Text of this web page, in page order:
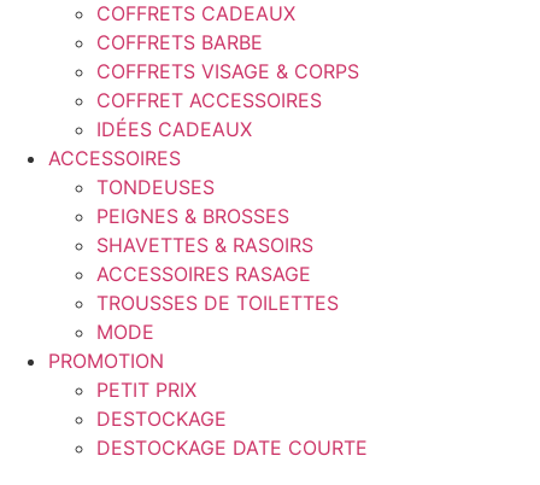
COFFRETS CADEAUX
COFFRETS BARBE
COFFRETS VISAGE & CORPS
COFFRET ACCESSOIRES
IDÉES CADEAUX
ACCESSOIRES
TONDEUSES
PEIGNES & BROSSES
SHAVETTES & RASOIRS
ACCESSOIRES RASAGE
TROUSSES DE TOILETTES
MODE
PROMOTION
PETIT PRIX
DESTOCKAGE
DESTOCKAGE DATE COURTE